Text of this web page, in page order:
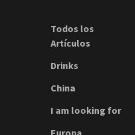
Todos los
Artículos
Drinks
China
I am looking for
Europa